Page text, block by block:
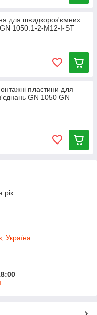
для швидкороз'ємних
1050.1-2-M12-I-ST
пластини для
GN 1050 GN
рік
Україна